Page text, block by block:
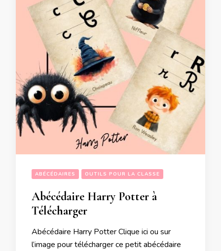
ABÉCÉDAIRES OUTILS POUR LA CLASSE
Abécédaire Harry Potter à
Télécharger
Abécédaire Harry Potter Clique ici ou sur
l’image pour télécharger ce petit abécédaire